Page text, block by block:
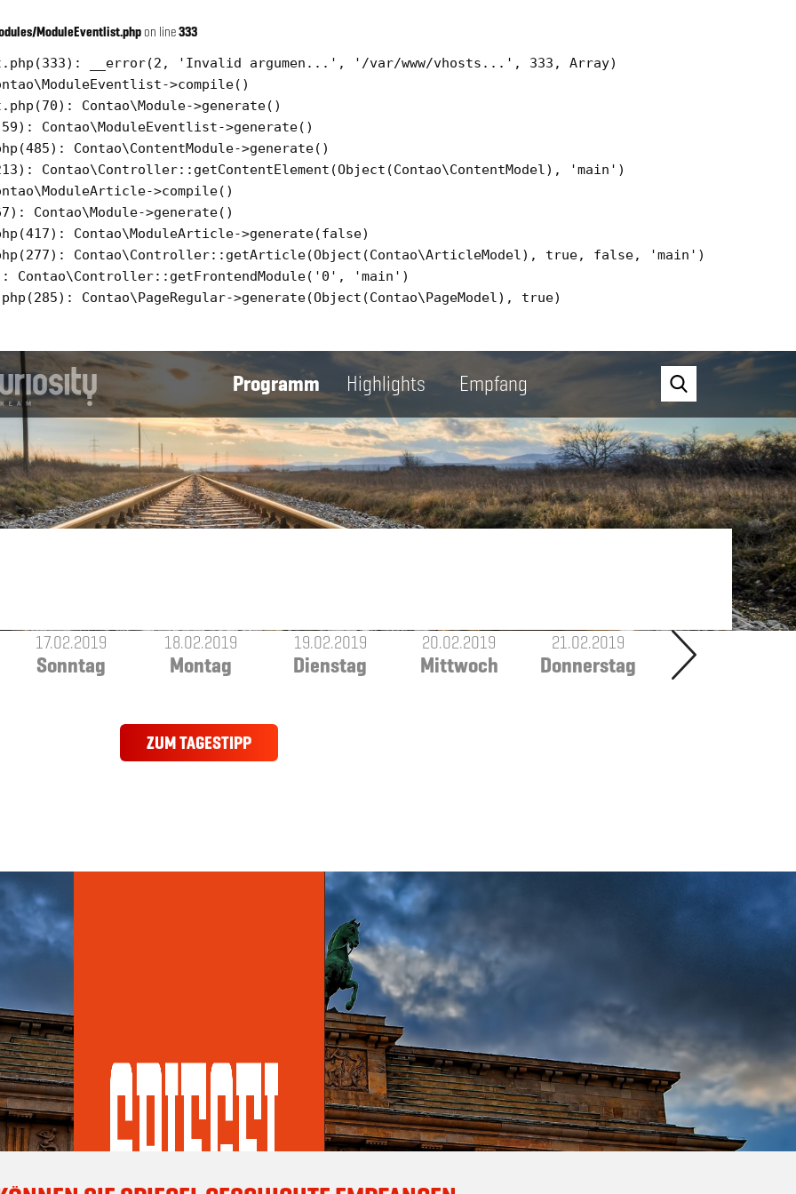
ModuleEventlist.php on line333
__error(2, 'Invalid argumen...', '/var/www/vhosts...', 333, Array)
>compile()
Contao\Module->generate()
Contao\ModuleEventlist->generate()
Contao\ContentModule->generate()
Contao\Controller::getContentElement(Object(Contao\ContentModel), 'main')
>compile()
Contao\Module->generate()
Contao\ModuleArticle->generate(false)
Contao\Controller::getArticle(Object(Contao\ArticleModel), true, false, 'main')
Contao\Controller::getFrontendModule('0', 'main')
Contao\PageRegular->generate(Object(Contao\PageModel), true)
Programm Highlights Empfang
17.02.2019
Sonntag
18.02.2019
Montag
19.02.2019
Dienstag
20.02.2019
Mittwoch
21.02.2019
Donnerstag
ZUM TAGESTIPP